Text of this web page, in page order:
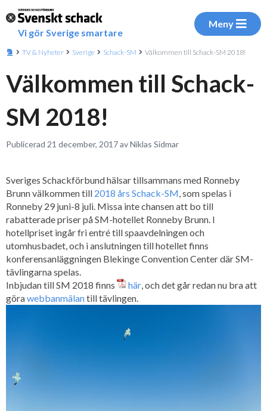
Vi gör Sverige smartare
Meny
TV & Nyheter Sverige Schack-SM Välkommen till Schack-SM 2018!
Välkommen till Schack-
SM 2018!
Publicerad 21 december, 2017 av Niklas Sidmar
Sveriges Schackförbund hälsar tillsammans med Ronneby
Brunn välkommen till 2018 års Schack-SM, som spelas i
Ronneby 29 juni-8 juli. Missa inte chansen att bo till
rabatterade priser på SM-hotellet Ronneby Brunn. I
hotellpriset ingår fri entré till spaavdelningen och
utomhusbadet, och i anslutningen till hotellet finns
konferensanläggningen Blekinge Convention Center där SM-
tävlingarna spelas.
Inbjudan till SM 2018 finns
här, och det går redan nu bra att
görawebbanmälantill tävlingen.